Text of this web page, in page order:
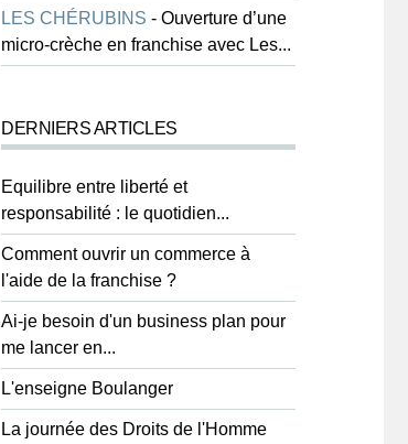
LES CHÉRUBINS - Ouverture d’une
micro-crèche en franchise avec Les...
DERNIERS ARTICLES
Equilibre entre liberté et
responsabilité : le quotidien...
Comment ouvrir un commerce à
l'aide de la franchise ?
Ai-je besoin d'un business plan pour
me lancer en...
L'enseigne Boulanger
La journée des Droits de l'Homme